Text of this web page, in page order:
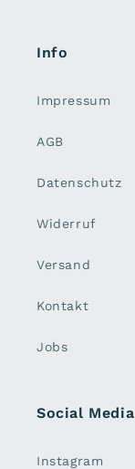
Info
Impressum
AGB
Datenschutz
Widerruf
Versand
Kontakt
Jobs
Social Media
Instagram